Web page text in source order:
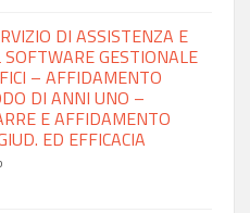
DI ASSISTENZA E
GESTIONALE
– AFFIDAMENTO
DI ANNI UNO –
E AFFIDAMENTO
ED EFFICACIA